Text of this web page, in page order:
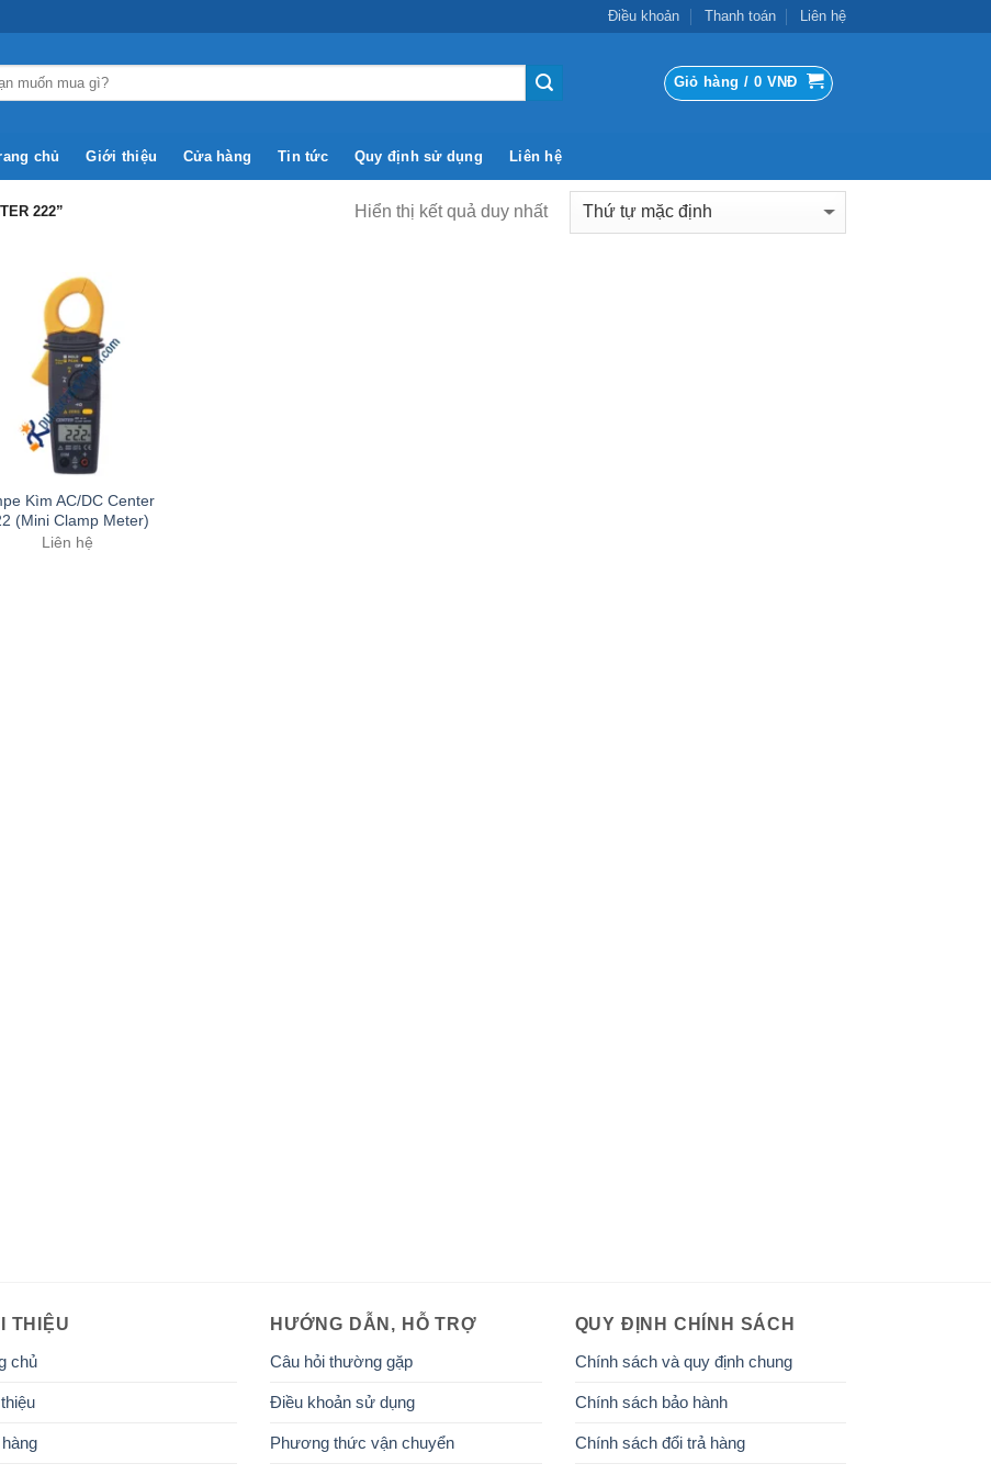
Điều khoản Thanh toán Liên hệ
Giỏ hàng / 0 VNĐ
chủ Giới thiệu Cửa hàng Tin tức Quy định sử dụng Liên hệ
222” Hiển thị kết quả duy nhất
Wishlist
Kìm AC/DC Center
(Mini Clamp Meter)
Liên hệ
THIỆU
chủ
HƯỚNG DẪN, HỖ TRỢ
Câu hỏi thường gặp
Điều khoản sử dụng
Phương thức vận chuyển
QUY ĐỊNH CHÍNH SÁCH
Chính sách và quy định chung
Chính sách bảo hành
Chính sách đổi trả hàng